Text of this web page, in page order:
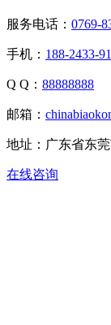
服务电话： 0769-
手机： 188-2433-
Q Q： 88888888
邮箱：
地址：广东省东
在线咨询